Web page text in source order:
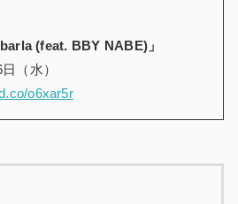
(feat. BBY NABE)」
（水）
o6xar5r